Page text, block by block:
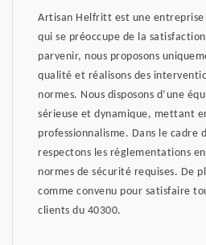
Artisan Helfritt est une entreprise
qui se préoccupe de la
parvenir, nous proposons
qualité et réalisons des
normes. Nous disposons d’une
sérieuse et dynamique, mettant
professionnalisme. Dans le cadre
respectons les réglementations
normes de sécurité requises. De
comme convenu pour satisfaire
clients du 40300.